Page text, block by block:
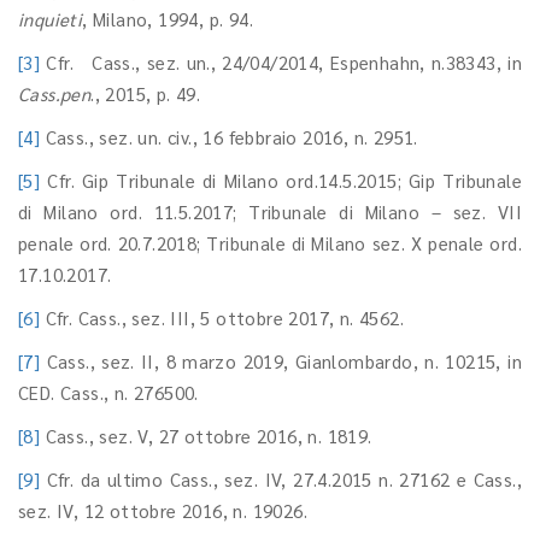
inquieti, Milano, 1994, p. 94.
[3] Cfr.
Cass., sez. un., 24/04/2014, Espenhahn, n.38343, in
Cass.pen., 2015, p. 49.
[4] Cass., sez. un. civ., 16 febbraio 2016, n. 2951.
[5] Cfr. Gip Tribunale di Milano ord.14.5.2015; Gip Tribunale
di Milano ord. 11.5.2017; Tribunale di Milano – sez. VII
penale ord. 20.7.2018; Tribunale di Milano sez. X penale ord.
17.10.2017.
[6] Cfr. Cass., sez. III, 5 ottobre 2017, n. 4562.
[7] Cass., sez. II, 8 marzo 2019, Gianlombardo, n. 10215, in
CED. Cass., n. 276500.
[8] Cass., sez. V, 27 ottobre 2016, n. 1819.
[9] Cfr. da ultimo Cass., sez. IV, 27.4.2015 n. 27162 e Cass.,
sez. IV, 12 ottobre 2016, n. 19026.